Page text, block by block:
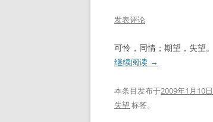
发表评论
可怜，同情；期望，失望。
继续阅读 →
本条目发布于2009年1月10日
失望 标签。